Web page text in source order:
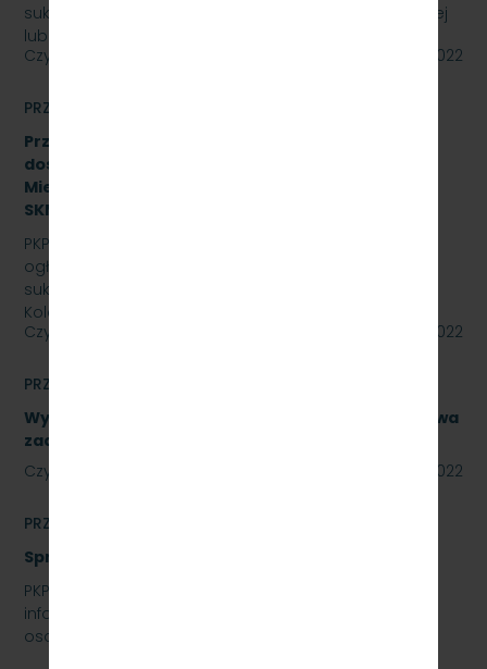
sukcesywne dostawy naturalnej wody pitnej (źródlanej
lub…
Czytaj dalej
29 lipca 2022
PRZETARGI
Przetarg nieograniczony na zakup i sukcesywne
dostawy olejów i smarów dla PKP Szybka Kolej
Miejska w Trójmieście Sp. z o.o., znak:
SKMMU.086.44.22.
PKP SZYBKA KOLEJ MIEJSKA W TRÓJMIEŚCIE Sp. z o.o.
ogłasza przetarg nieograniczony na zakup i
sukcesywne dostawy olejów i smarów dla PKP Szybka
Kolej…
Czytaj dalej
29 lipca 2022
PRZETARGI
Wykonanie naprawy podzespołów, obejmujące dwa
zadania. Numer referencyjny: SKMMU.086.40.22
Czytaj dalej
28 lipca 2022
PRZETARGI
Sprzedaż auta osobowego Skoda Superb
PKP SZYBKA KOLEJ MIEJSKA W TRÓJMIEŚCIE SP. Z O.O.
informuje, że wystawia na sprzedaż samochód
osobowy Skoda Superb.